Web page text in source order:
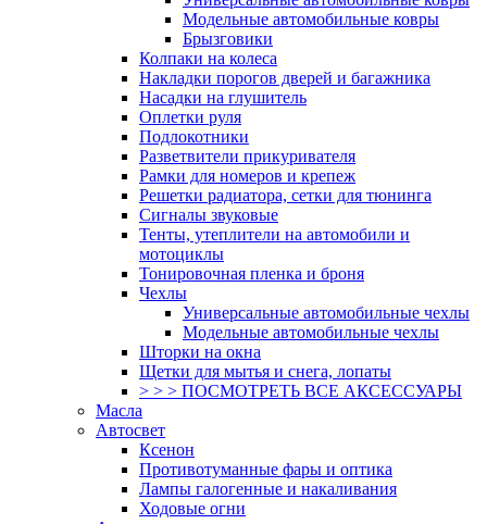
Модельные автомобильные ковры
Брызговики
Колпаки на колеса
Накладки порогов дверей и багажника
Насадки на глушитель
Оплетки руля
Подлокотники
Разветвители прикуривателя
Рамки для номеров и крепеж
Решетки радиатора, сетки для тюнинга
Сигналы звуковые
Тенты, утеплители на автомобили и
мотоциклы
Тонировочная пленка и броня
Чехлы
Универсальные автомобильные чехлы
Модельные автомобильные чехлы
Шторки на окна
Щетки для мытья и снега, лопаты
> > > ПОСМОТРЕТЬ ВСЕ АКСЕССУАРЫ
Масла
Автосвет
Ксенон
Противотуманные фары и оптика
Лампы галогенные и накаливания
Ходовые огни